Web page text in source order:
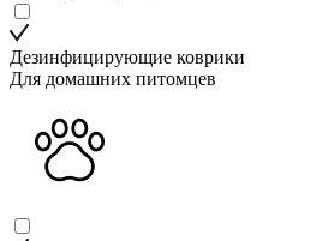
Дезинфицирующие коврики
Для домашних питомцев